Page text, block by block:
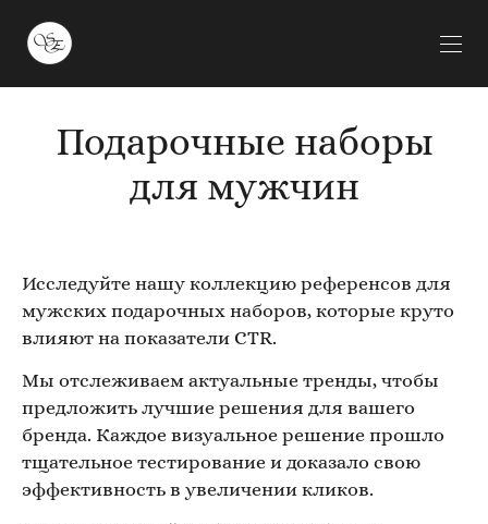
Подарочные наборы
для мужчин
Исследуйте нашу коллекцию референсов для
мужских подарочных наборов, которые круто
влияют на показатели CTR.
Мы отслеживаем актуальные тренды, чтобы
предложить лучшие решения для вашего
бренда. Каждое визуальное решение прошло
тщательное тестирование и доказало свою
эффективность в увеличении кликов.